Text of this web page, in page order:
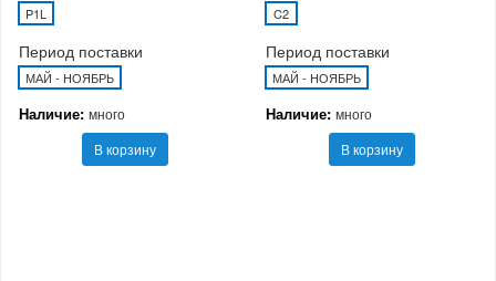
P1L
Период поставки
МАЙ - НОЯБРЬ
Наличие: много
В корзину
C2
Период поставки
МАЙ - НОЯБРЬ
Наличие: много
В корзину